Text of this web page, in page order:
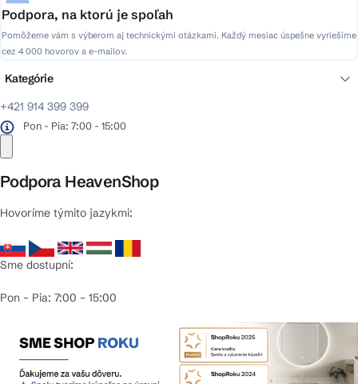
Podpora, na ktorú je spoľah
Pomôžeme vám s výberom aj technickými otázkami. Každý mesiac úspešne vyriešime
cez 4 000 hovorov a e-mailov.
+421 914 399 399
Pon - Pia: 7:00 - 15:00
Podpora HeavenShop
Hovoríme týmito jazykmi:
Sme dostupní:
Pon – Pia: 7:00 – 15:00
Kategórie